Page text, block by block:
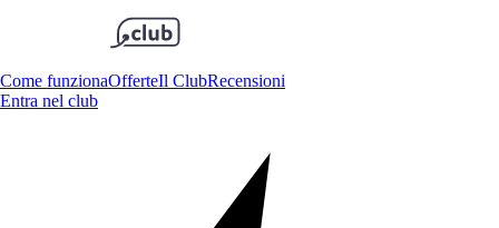
Come funzionaOfferteIl ClubRecensioni
Entra nel club